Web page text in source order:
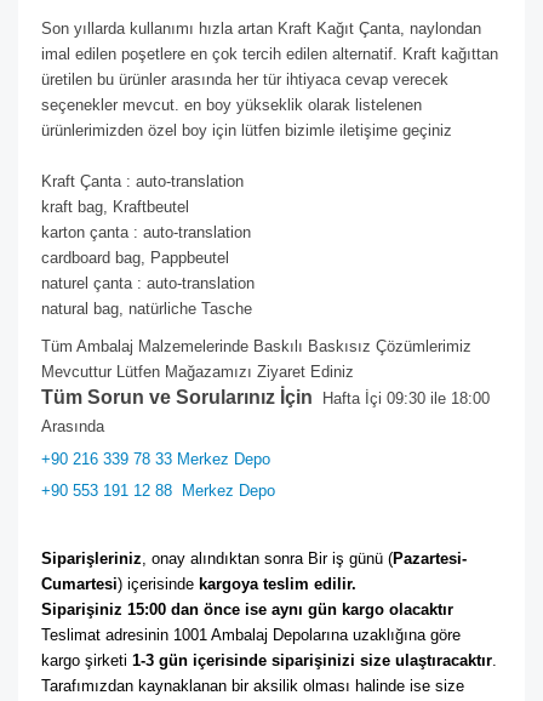
Son yıllarda kullanımı hızla artan Kraft Kağıt Çanta, naylondan
imal edilen poşetlere en çok tercih edilen alternatif. Kraft kağıttan
üretilen bu ürünler arasında her tür ihtiyaca cevap verecek
seçenekler mevcut. en boy yükseklik olarak listelenen
ürünlerimizden özel boy için lütfen bizimle iletişime geçiniz
Kraft Çanta : auto-translation
kraft bag, Kraftbeutel
karton çanta : auto-translation
cardboard bag, Pappbeutel
naturel çanta : auto-translation
natural bag, natürliche Tasche
Tüm Ambalaj Malzemelerinde Baskılı Baskısız Çözümlerimiz
Mevcuttur Lütfen Mağazamızı Ziyaret Ediniz
Tüm Sorun ve Sorularınız İçin Hafta İçi 09:30 ile 18:00
Arasında
+90 216 339 78 33 Merkez Depo
+90 553 191 12 88 Merkez Depo
Siparişleriniz, onay alındıktan sonra Bir iş günü (Pazartesi-
Cumartesi) içerisinde kargoya teslim edilir.
Siparişiniz 15:00 dan önce ise aynı gün kargo olacaktır
Teslimat adresinin 1001 Ambalaj Depolarına uzaklığına göre
kargo şirketi 1-3 gün içerisinde siparişinizi size ulaştıracaktır.
Tarafımızdan kaynaklanan bir aksilik olması halinde ise size